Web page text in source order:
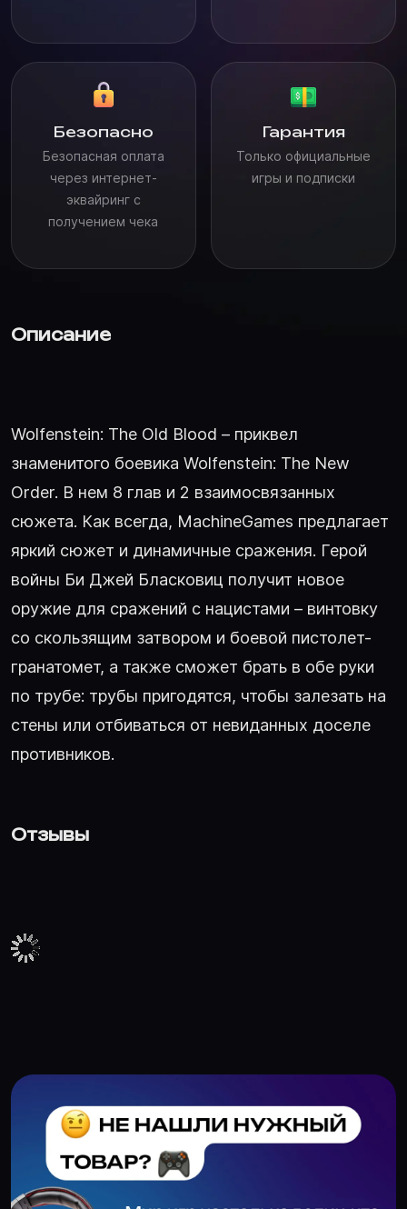
Безопасно
Безопасная оплата
через интернет-
эквайринг с
получением чека
Гарантия
Только официальные
игры и подписки
Описание
Wolfenstein: The Old Blood – приквел
знаменитого боевика Wolfenstein: The New
Order. В нем 8 глав и 2 взаимосвязанных
сюжета. Как всегда, MachineGames предлагает
яркий сюжет и динамичные сражения. Герой
войны Би Джей Бласковиц получит новое
оружие для сражений с нацистами – винтовку
со скользящим затвором и боевой пистолет-
гранатомет, а также сможет брать в обе руки
по трубе: трубы пригодятся, чтобы залезать на
стены или отбиваться от невиданных доселе
противников.
Отзывы